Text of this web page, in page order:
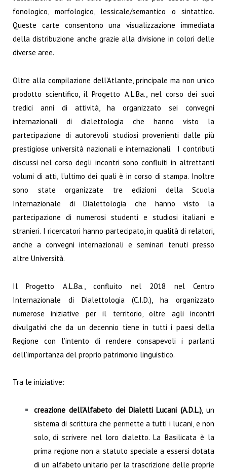
fonologico, morfologico, lessicale/semantico o sintattico.
Queste carte consentono una visualizzazione immediata
della distribuzione anche grazie alla divisione in colori delle
diverse aree.
Oltre alla compilazione dell’Atlante, principale ma non unico
prodotto scientifico, il Progetto A.L.Ba., nel corso dei suoi
tredici anni di attività, ha organizzato sei convegni
internazionali di dialettologia che hanno visto la
partecipazione di autorevoli studiosi provenienti dalle più
prestigiose università nazionali e internazionali. I contributi
discussi nel corso degli incontri sono confluiti in altrettanti
volumi di atti, l’ultimo dei quali è in corso di stampa. Inoltre
sono state organizzate tre edizioni della Scuola
Internazionale di Dialettologia che hanno visto la
partecipazione di numerosi studenti e studiosi italiani e
stranieri. I ricercatori hanno partecipato, in qualità di relatori,
anche a convegni internazionali e seminari tenuti presso
altre Università.
Il Progetto A.L.Ba., confluito nel 2018 nel Centro
Internazionale di Dialettologia (C.I.D.), ha organizzato
numerose iniziative per il territorio, oltre agli incontri
divulgativi che da un decennio tiene in tutti i paesi della
Regione con l’intento di rendere consapevoli i parlanti
dell’importanza del proprio patrimonio linguistico.
Tra le iniziative:
creazione dell’Alfabeto dei Dialetti Lucani (A.D.L.), un
sistema di scrittura che permette a tutti i lucani, e non
solo, di scrivere nel loro dialetto. La Basilicata è la
prima regione non a statuto speciale a essersi dotata
di un alfabeto unitario per la trascrizione delle proprie